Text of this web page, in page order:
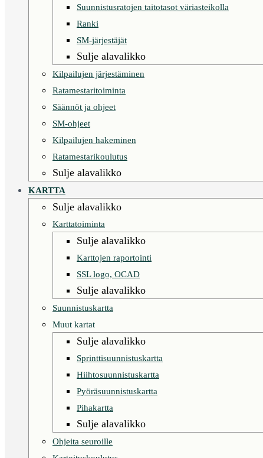
Suunnistusratojen taitotasot väriasteikolla
Ranki
SM-järjestäjät
Sulje alavalikko
Kilpailujen järjestäminen
Ratamestaritoiminta
Säännöt ja ohjeet
SM-ohjeet
Kilpailujen hakeminen
Ratamestarikoulutus
Sulje alavalikko
KARTTA
Sulje alavalikko
Karttatoiminta
Sulje alavalikko
Karttojen raportointi
SSL logo, OCAD
Sulje alavalikko
Suunnistuskartta
Muut kartat
Sulje alavalikko
Sprinttisuunnistuskartta
Hiihtosuunnistuskartta
Pyöräsuunnistuskartta
Pihakartta
Sulje alavalikko
Ohjeita seuroille